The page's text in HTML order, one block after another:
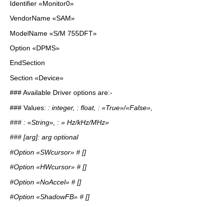
Identifier «Monitor0»
VendorName «SAM»
ModelName «S/M 755DFT»
Option «DPMS»
EndSection
Section «Device»
### Available Driver options are:-
### Values: : integer, : float, : «True»/«False»,
### : «String», : » Hz/kHz/MHz»
### [arg]: arg optional
#Option «SWcursor» # []
#Option «HWcursor» # []
#Option «NoAccel» # []
#Option «ShadowFB» # []